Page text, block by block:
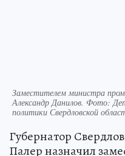
Заместителем министра
Александр Данилов. Фото:
политики Свердловской
Губернатор
Палер назначил